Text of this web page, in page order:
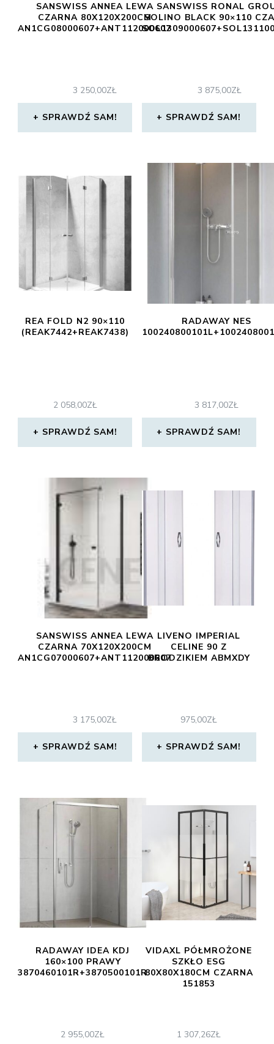
SANSWISS ANNEA LEWA
CZARNA 80X120X200CM
AN1CG08000607+ANT112000607
3 250,00ZŁ
SPRAWDŹ SAM!
SANSWISS RONAL
SOLINO BLACK 90×110
3 875,00ZŁ
SPRAWDŹ SAM!
REA FOLD N2 90×110
(REAK7442+REAK7438)
2 058,00ZŁ
SPRAWDŹ SAM!
RADAWAY NES
3 817,00ZŁ
SPRAWDŹ SAM!
SANSWISS ANNEA LEWA
CZARNA 70X120X200CM
AN1CG07000607+ANT112000607
3 175,00ZŁ
SPRAWDŹ SAM!
LIVENO IMPERIAL
CELINE 90 Z
BRODZIKIEM ABMXDY
975,00ZŁ
SPRAWDŹ SAM!
RADAWAY IDEA KDJ
160×100 PRAWY
3870460101R+3870500101R
2 955,00ZŁ
VIDAXL PÓŁMROŻONE
SZKŁO ESG
80X80X180CM CZARNA
151853
1 307,26ZŁ